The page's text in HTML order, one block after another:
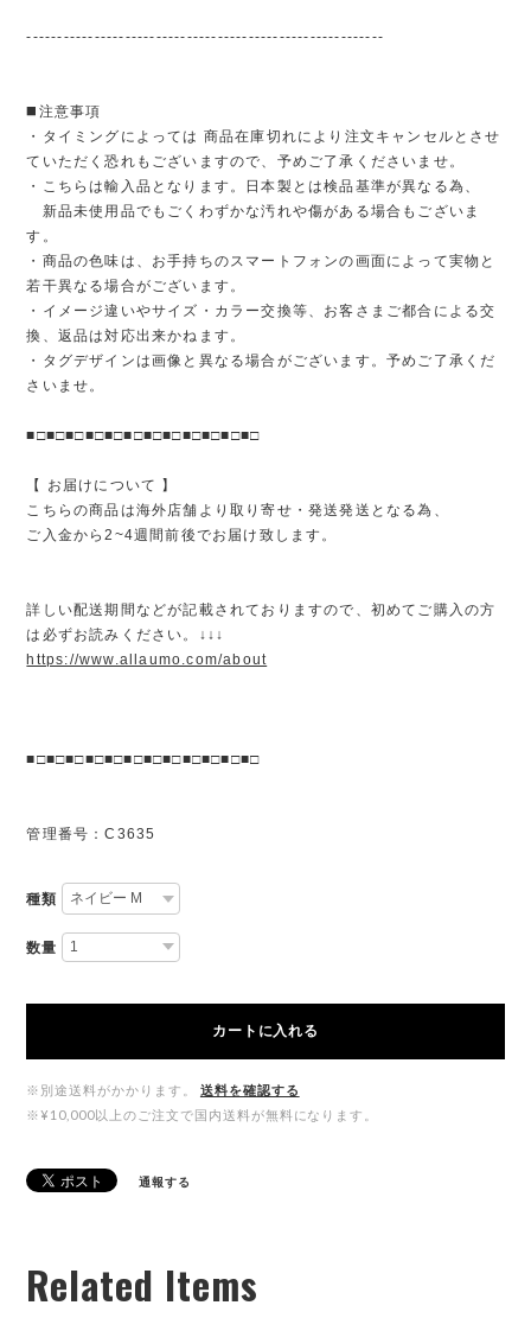
----------------------------------------------------------
◼️注意事項
・タイミングによっては 商品在庫切れにより注文キャンセルとさせ
ていただく恐れもございますので、予めご了承くださいませ。
・こちらは輸入品となります。日本製とは検品基準が異なる為、
新品未使用品でもごくわずかな汚れや傷がある場合もございま
す。
・商品の色味は、お手持ちのスマートフォンの画面によって実物と
若干異なる場合がございます。
・イメージ違いやサイズ・カラー交換等、お客さまご都合による交
換、返品は対応出来かねます。
・タグデザインは画像と異なる場合がございます。予めご了承くだ
さいませ。
■□■□■□■□■□■□■□■□■□■□■□■□
【 お届けについて 】
こちらの商品は海外店舗より取り寄せ・発送発送となる為、
ご入金から2~4週間前後でお届け致します。
詳しい配送期間などが記載されておりますので、初めてご購入の方
は必ずお読みください。↓↓↓
https://www.allaumo.com/about
■□■□■□■□■□■□■□■□■□■□■□■□
管理番号：C3635
種類
数量
カートに入れる
※別途送料がかかります。
送料を確認する
※¥10,000以上のご注文で国内送料が無料になります。
通報する
Related Items